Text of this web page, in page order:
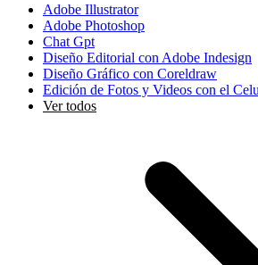
Adobe Illustrator
Adobe Photoshop
Chat Gpt
Diseño Editorial con Adobe Indesign
Diseño Gráfico con Coreldraw
Edición de Fotos y Videos con el
Ver todos